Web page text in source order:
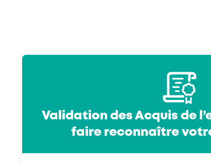
Validation des Acquis de
faire reconnaître